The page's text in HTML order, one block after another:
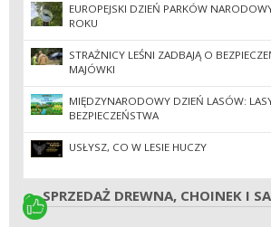
EUROPEJSKI DZIEŃ PARKÓW
ROKU
STRAŻNICY LEŚNI ZADBAJĄ O
MAJÓWKI
MIĘDZYNARODOWY DZIEŃ LASÓW:
BEZPIECZEŃSTWA
USŁYSZ, CO W LESIE HUCZY
SPRZEDAŻ DREWNA, CHOINEK I